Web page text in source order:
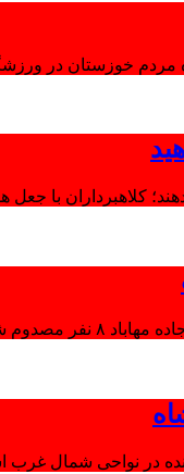
خوزستان در
کلاهبرداران با
شدند.
در نواحی شمال